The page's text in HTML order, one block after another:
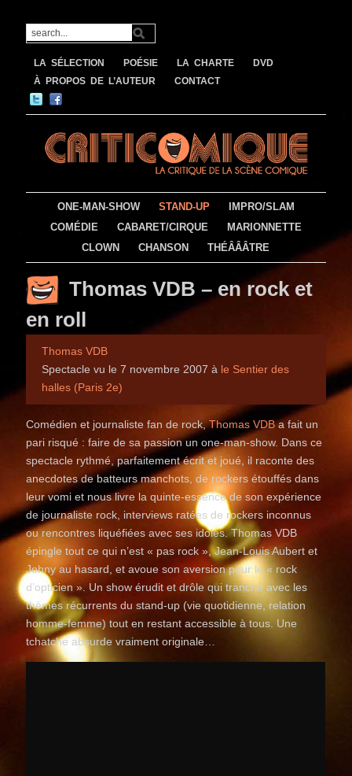
LA SÉLECTION POÉSIE LA CHARTE
DVD
À PROPOS DE L’AUTEUR
CONTACT
ONE-MAN-SHOW STAND-UP
IMPRO/SLAM
COMÉDIE
CABARET/CIRQUE
MARIONNETTE
CLOWN
CHANSON THÉÂÂÂTRE
Thomas VDB – en rock et
en roll
Thomas VDB
Spectacle vu le 7 novembre 2007 à le Sentier des
halles (Paris 2e)
Comédien et journaliste fan de rock,Thomas VDBa fait un
pari risqué : faire de sa passion un one-man-show. Dans ce
spectacle rythmé, parfaitement écrit et joué, il raconte des
anecdotes de batteurs manchots, de rockers étouffés dans
leur vomi et nous livre la quinte-essence de son expérience
de journaliste rock, interviews ratées de rockers inconnus
ou rencontres liquéfiées avec ses idoles. Thomas VDB
épingle tout ce qui n’est « pas rock », Jean-Louis Aubert et
Johny au hasard, et avoue son aversion pour le « rock
d’opticien ». Un show érudit et drôle qui tranche avec les
thèmes récurrents du stand-up (vie quotidienne, relation
homme-femme) tout en restant accessible à tous. Une
tchatche absurde vraiment originale…